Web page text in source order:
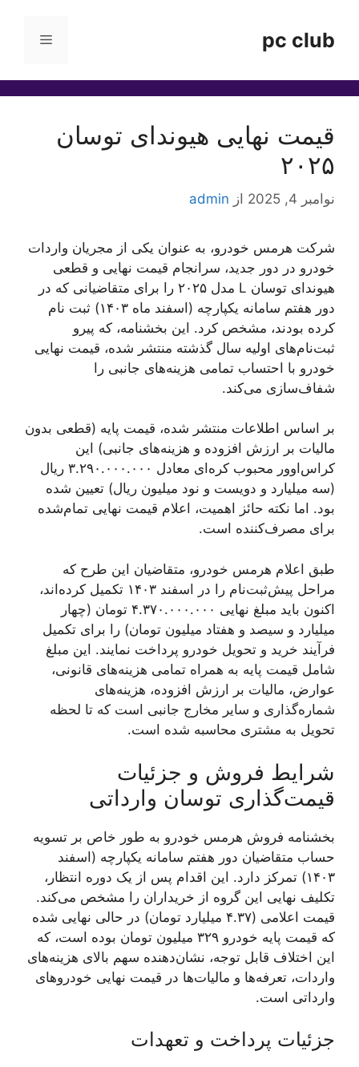
محتواpc club فهرست
قیمت نهایی هیوندای توسان
۲۰۲۵
نوامبر 4, 2025 از admin
شرکت هرمس خودرو، به عنوان یکی از مجریان واردات
خودرو در دور جدید، سرانجام قیمت نهایی و قطعی
هیوندای توسان L مدل ۲۰۲۵ را برای متقاضیانی که در
دور هفتم سامانه یکپارچه (اسفند ماه ۱۴۰۳) ثبت نام
کرده بودند، مشخص کرد. این بخشنامه، که پیرو
ثبت‌نام‌های اولیه سال گذشته منتشر شده، قیمت نهایی
خودرو با احتساب تمامی هزینه‌های جانبی را
شفاف‌سازی می‌کند.
بر اساس اطلاعات منتشر شده، قیمت پایه (قطعی بدون
مالیات بر ارزش افزوده و هزینه‌های جانبی) این
کراس‌اوور محبوب کره‌ای معادل ۳.۲۹۰.۰۰۰.۰۰۰ ریال
(سه میلیارد و دویست و نود میلیون ریال) تعیین شده
بود. اما نکته حائز اهمیت، اعلام قیمت نهایی تمام‌شده
برای مصرف‌کننده است.
طبق اعلام هرمس خودرو، متقاضیان این طرح که
مراحل پیش‌ثبت‌نام را در اسفند ۱۴۰۳ تکمیل کرده‌اند،
اکنون باید مبلغ نهایی ۴.۳۷۰.۰۰۰.۰۰۰ تومان (چهار
میلیارد و سیصد و هفتاد میلیون تومان) را برای تکمیل
فرآیند خرید و تحویل خودرو پرداخت نمایند. این مبلغ
شامل قیمت پایه به همراه تمامی هزینه‌های قانونی،
عوارض، مالیات بر ارزش افزوده، هزینه‌های
شماره‌گذاری و سایر مخارج جانبی است که تا لحظه
تحویل به مشتری محاسبه شده است.
شرایط فروش و جزئیات
قیمت‌گذاری توسان وارداتی
بخشنامه فروش هرمس خودرو به طور خاص بر تسویه
حساب متقاضیان دور هفتم سامانه یکپارچه (اسفند
۱۴۰۳) تمرکز دارد. این اقدام پس از یک دوره انتظار،
تکلیف نهایی این گروه از خریداران را مشخص می‌کند.
قیمت اعلامی (۴.۳۷ میلیارد تومان) در حالی نهایی شده
که قیمت پایه خودرو ۳۲۹ میلیون تومان بوده است، که
این اختلاف قابل توجه، نشان‌دهنده سهم بالای هزینه‌های
واردات، تعرفه‌ها و مالیات‌ها در قیمت نهایی خودروهای
وارداتی است.
جزئیات پرداخت و تعهدات